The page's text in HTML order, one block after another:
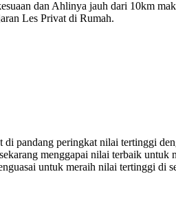
dan Ahlinya jauh dari 10km
Les Privat di Rumah.
pandang peringkat nilai tertinggi
menggapai nilai terbaik untuk
untuk meraih nilai tertinggi di